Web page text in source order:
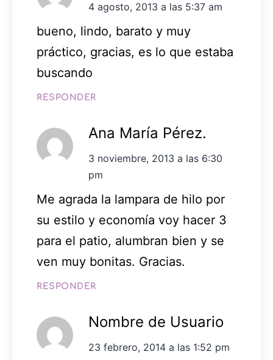
4 agosto, 2013 a las 5:37 am
bueno, lindo, barato y muy
práctico, gracias, es lo que estaba
buscando
RESPONDER
Ana María Pérez.
3 noviembre, 2013 a las 6:30
pm
Me agrada la lampara de hilo por
su estilo y economía voy hacer 3
para el patio, alumbran bien y se
ven muy bonitas. Gracias.
RESPONDER
Nombre de Usuario
23 febrero, 2014 a las 1:52 pm